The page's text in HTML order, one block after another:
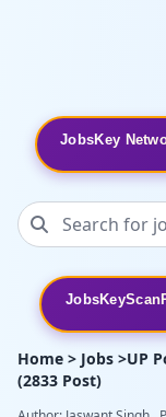
JobsKey
Home > Jobs >UP
(2833 Post)